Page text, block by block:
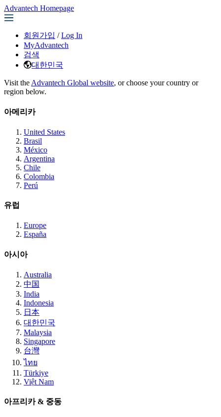
Advantech Homepage
회원가입 / Log In
MyAdvantech
검색
대한민국
Visit the Advantech Global website, or choose your country or
region below.
아메리카
United States
Brasil
México
Argentina
Chile
Colombia
Perú
유럽
Europe
España
아시아
Australia
中国
India
Indonesia
日本
대한민국
Malaysia
Singapore
台灣
ไทย
Türkiye
Việt Nam
아프리카 & 중동